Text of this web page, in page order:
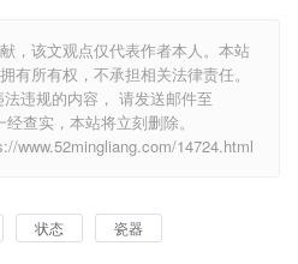
，该文观点仅代表作者本人。本站
有所有权，不承担相关法律责任。
违规的内容， 请发送邮件至
查实，本站将立刻删除。
www.52mingliang.com/14724.html
状态 瓷器